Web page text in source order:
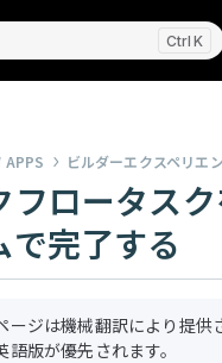
K
APPS ビルダーエクスペリエ
フロータス
で完了する
ージは機械翻訳により提
語版が優先されます。